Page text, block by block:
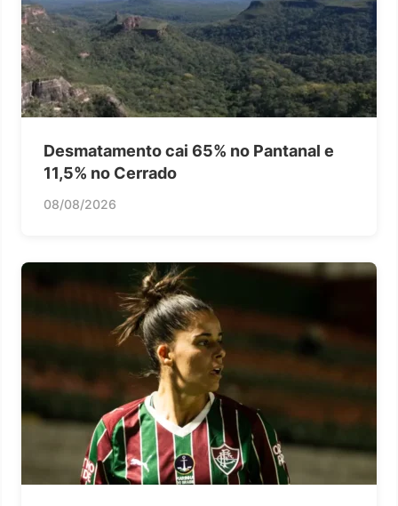
Desmatamento cai 65% no Pantanal e
11,5% no Cerrado
08/08/2026